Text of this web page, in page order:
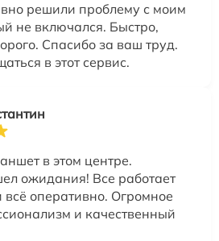
решили проблему с моим
не включался. Быстро,
Спасибо за ваш труд.
в этот сервис.
в этом центре.
ожидания! Все работает
всё оперативно. Огромное
и качественный